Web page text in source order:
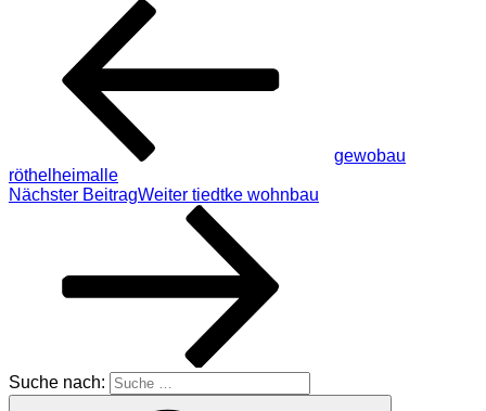
gewobau
röthelheimalle
Nächster BeitragWeiter tiedtke wohnbau
Suche nach: